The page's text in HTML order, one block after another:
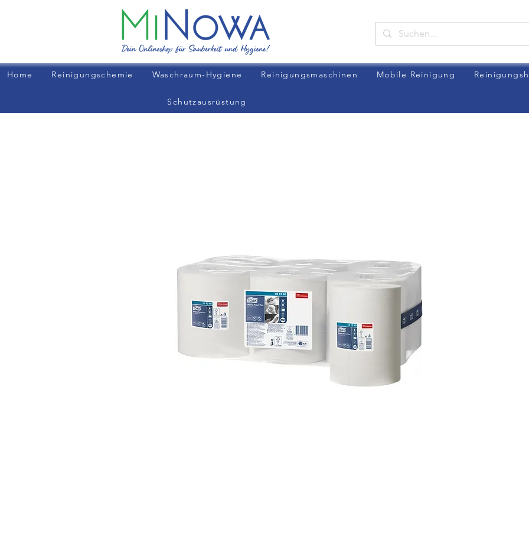
Home Reinigungschemie Waschraum-Hygiene Reinigungsmaschinen Mobile Reinigung
Schutzausrüstung